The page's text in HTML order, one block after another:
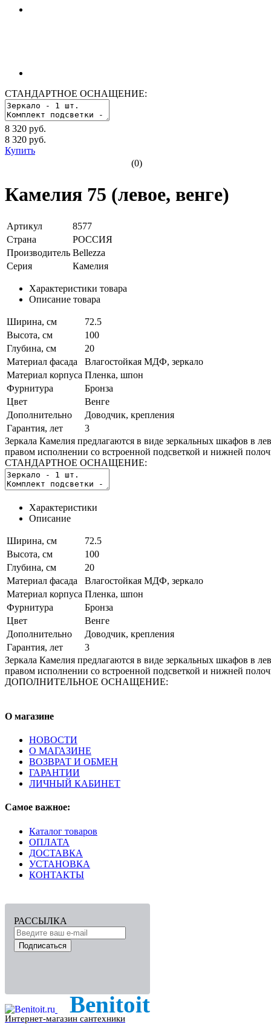
СТАНДАРТНОЕ ОСНАЩЕНИЕ:
8 320 руб.
8 320 руб.
Купить
(0)
Камелия 75 (левое, венге)
Артикул
8577
Страна
РОССИЯ
Производитель Bellezza
Серия
Камелия
Характеристики товара
Описание товара
Ширина, см
72.5
Высота, см
100
Глубина, см
20
Материал фасада
Влагостойкая МДФ, зеркало
Материал корпуса Пленка, шпон
Фурнитура
Бронза
Цвет
Венге
Дополнительно
Доводчик, крепления
Гарантия, лет
3
Зеркала Камелия предлагаются в виде зеркальных шкафов в
правом исполнении со встроенной подсветкой и нижней
СТАНДАРТНОЕ ОСНАЩЕНИЕ:
Характеристики
Описание
Ширина, см
72.5
Высота, см
100
Глубина, см
20
Материал фасада
Влагостойкая МДФ, зеркало
Материал корпуса Пленка, шпон
Фурнитура
Бронза
Цвет
Венге
Дополнительно
Доводчик, крепления
Гарантия, лет
3
Зеркала Камелия предлагаются в виде зеркальных шкафов в
правом исполнении со встроенной подсветкой и нижней
ДОПОЛНИТЕЛЬНОЕ ОСНАЩЕНИЕ:
О магазине
НОВОСТИ
О МАГАЗИНЕ
ВОЗВРАТ И ОБМЕН
ГАРАНТИИ
ЛИЧНЫЙ КАБИНЕТ
Самое важное:
Каталог товаров
ОПЛАТА
ДОСТАВКА
УСТАНОВКА
КОНТАКТЫ
РАССЫЛКА
Подписаться
Benitoit
Интернет-магазин сантехники